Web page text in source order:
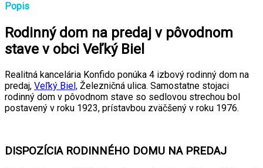
Popis
Rodinný dom na predaj v pôvodnom
stave v obci Veľký Biel
Realitná kancelária Konfido ponúka 4 izbový rodinný dom na
predaj, Veľký Biel, Železničná ulica. Samostatne stojaci
rodinný dom v pôvodnom stave so sedlovou strechou bol
postavený v roku 1923, prístavbou zväčšený v roku 1976.
DISPOZÍCIA RODINNÉHO DOMU NA PREDAJ